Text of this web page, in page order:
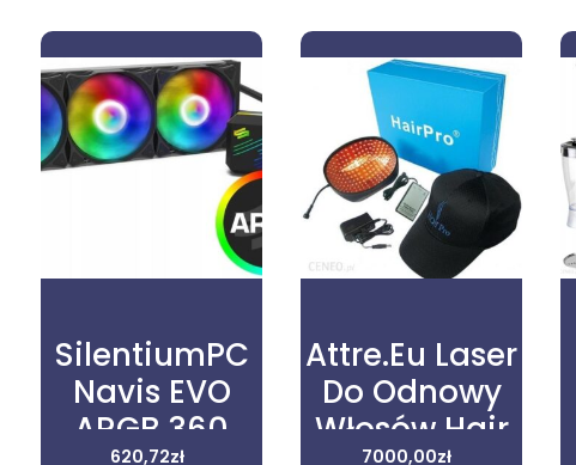
SilentiumPC
Navis EVO
ARGB 360
620,72zł
Attre.Eu Laser
Do Odnowy
Włosów Hair
7000,00zł